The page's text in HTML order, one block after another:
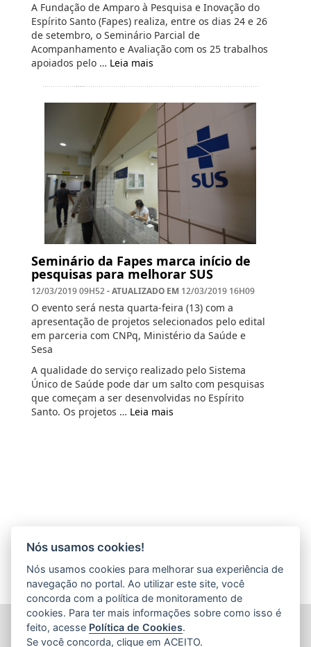
A Fundação de Amparo à Pesquisa e Inovação do
Espírito Santo (Fapes) realiza, entre os dias 24 e 26
de setembro, o Seminário Parcial de
Acompanhamento e Avaliação com os 25 trabalhos
apoiados pelo … Leia mais
Seminário da Fapes marca início de
pesquisas para melhorar SUS
12/03/2019 09H52- ATUALIZADO EM 12/03/2019 16H09
O evento será nesta quarta-feira (13) com a
apresentação de projetos selecionados pelo edital
em parceria com CNPq, Ministério da Saúde e
Sesa
A qualidade do serviço realizado pelo Sistema
Único de Saúde pode dar um salto com pesquisas
que começam a ser desenvolvidas no Espírito
Santo. Os projetos … Leia mais
FUNDAÇÃO DE AMPARO À PESQUISA E INOVAÇÃO DO
ESPÍRITO SANTO (FAPES)
Nós usamos cookies!
Nós usamos cookies para melhorar sua experiência de
navegação no portal. Ao utilizar este site, você
concorda com a política de monitoramento de
cookies. Para ter mais informações sobre como isso é
feito, acesse Política de Cookies.
Se você concorda, clique em ACEITO.